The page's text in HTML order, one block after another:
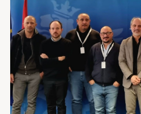
Devenir Membre
Actualités